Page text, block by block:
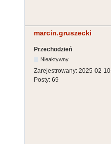
marcin.gruszecki
Przechodzień
Nieaktywny
Zarejestrowany: 2025-02-10
Posty: 69